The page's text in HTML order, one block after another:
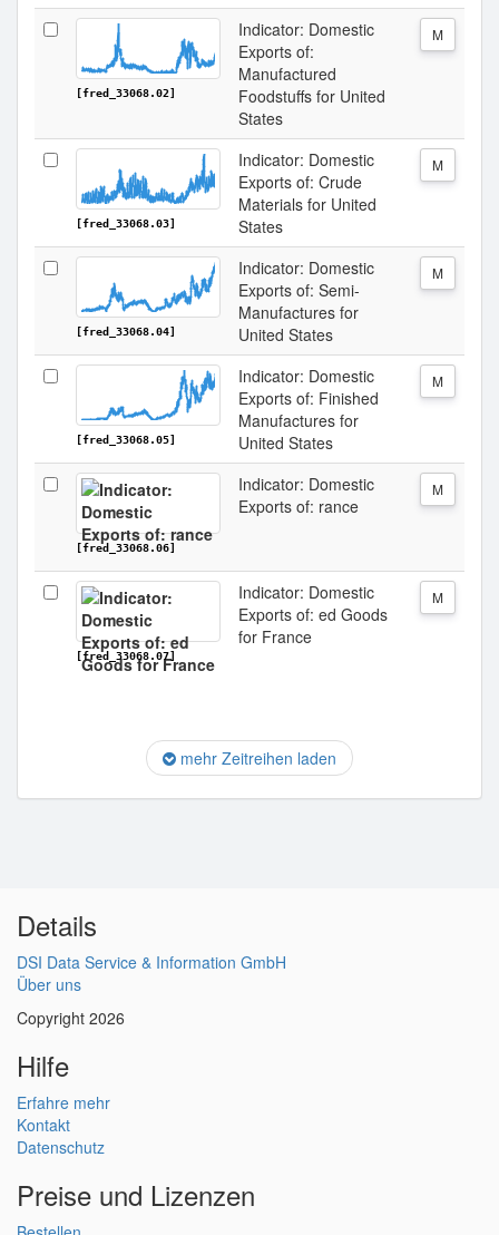
[fred_33068.02]
Indicator: Domestic
Exports of:
Manufactured
Foodstuffs for United
States
M
[fred_33068.03]
Indicator: Domestic
Exports of: Crude
Materials for United
States
M
[fred_33068.04]
Indicator: Domestic
Exports of: Semi-
Manufactures for
United States
M
[fred_33068.05]
Indicator: Domestic
Exports of: Finished
Manufactures for
United States
M
[fred_33068.06]
Indicator: Domestic
Exports of: rance
M
[fred_33068.07]
Indicator: Domestic
Exports of: ed Goods
for France
M
mehr Zeitreihen laden
Details
DSI Data Service & Information GmbH
Über uns
Copyright 2026
Hilfe
Erfahre mehr
Kontakt
Datenschutz
Preise und Lizenzen